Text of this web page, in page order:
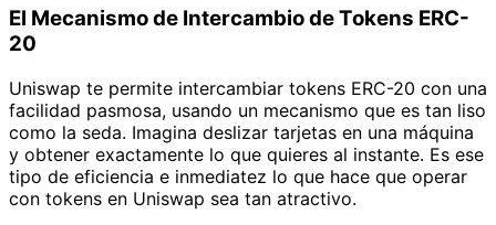
El Mecanismo de Intercambio de Tokens ERC-
20
Uniswap te permite intercambiar tokens ERC-20 con una
facilidad pasmosa, usando un mecanismo que es tan liso
como la seda. Imagina deslizar tarjetas en una máquina
y obtener exactamente lo que quieres al instante. Es ese
tipo de eficiencia e inmediatez lo que hace que operar
con tokens en Uniswap sea tan atractivo.